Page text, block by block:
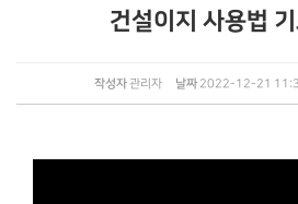
건설이지 사용법
작성자관리자 날짜2022-12-21